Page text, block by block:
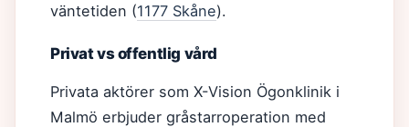
väntetiden (1177 Skåne).
Privat vs offentlig vård
Privata aktörer som X-Vision Ögonklinik i
Malmö erbjuder gråstarroperation med